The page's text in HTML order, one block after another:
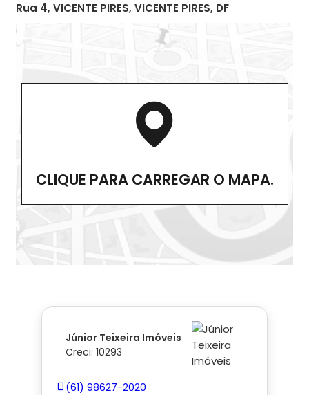
Rua 4, VICENTE PIRES, VICENTE PIRES, DF
CLIQUE PARA CARREGAR O MAPA.
Júnior Teixeira Imóveis
Creci: 10293
(61) 98627-2020